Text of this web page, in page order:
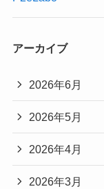
アーカイブ
2026年6月
2026年5月
2026年4月
2026年3月